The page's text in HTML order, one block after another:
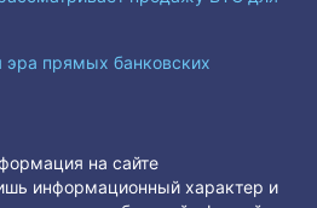
эра прямых банковских
на сайте
информационный характер и